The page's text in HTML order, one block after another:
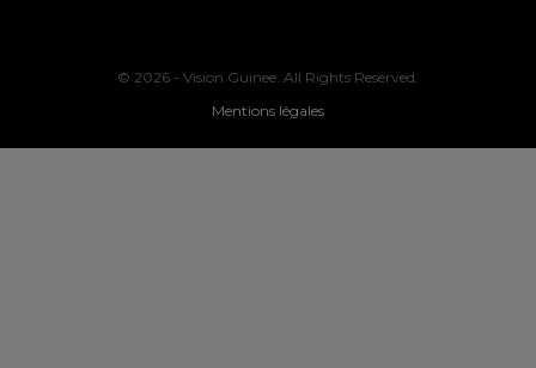
© 2026 - Vision Guinee. All Rights Reserved.
Mentions légales